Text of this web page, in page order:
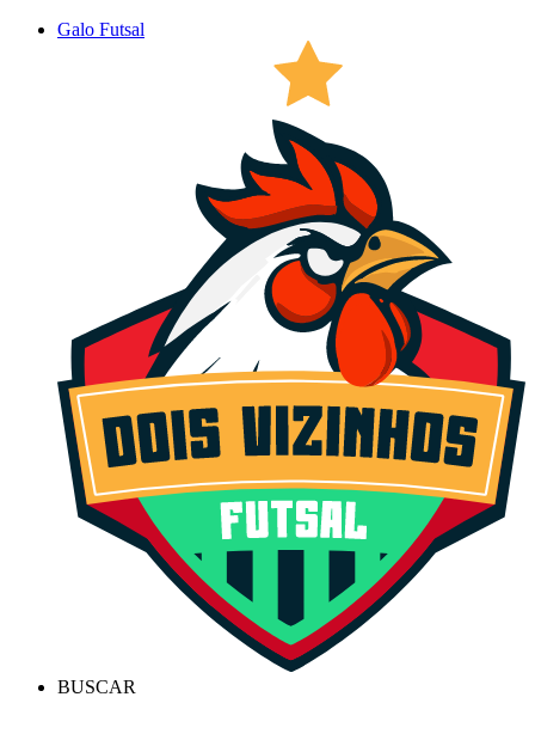
Galo Futsal
BUSCAR